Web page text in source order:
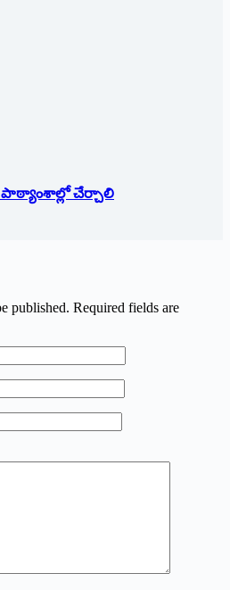
చేర్చాలి
published. Required fields are